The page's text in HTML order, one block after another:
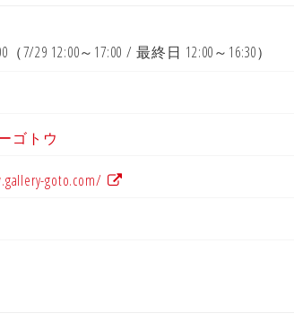
（7/29 12:00～17:00 / 最終日 12:00～16:30）
ゴトウ
goto.com/